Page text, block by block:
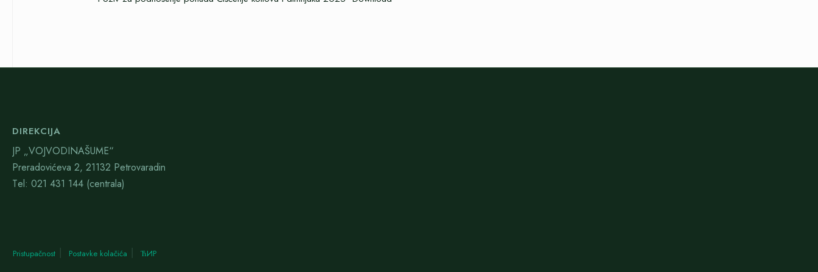
DIREKCIJA
JP „VOJVODINAŠUME“
Preradovićeva 2, 21132 Petrovaradin
Тel: 021 431 144 (centrala)
Pristupačnost Postavke kolačića ЋИР